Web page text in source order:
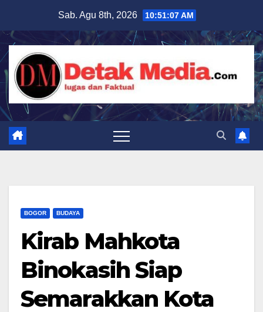
content
Sab. Agu 8th, 2026 10:51:08 AM
BOGOR BUDAYA
Kirab Mahkota
Binokasih Siap
Semarakkan Kota